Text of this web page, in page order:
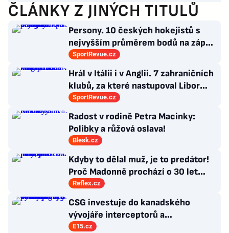
ČLÁNKY Z JINÝCH TITULŮ
Persony. 10 českých hokejistů s
nejvyšším průměrem bodů na zápas
v historii německé DEL
SportRevue.cz
Hrál v Itálii i v Anglii. 7 zahraničních
klubů, za které nastupoval Libor
Kozák
SportRevue.cz
Radost v rodině Petra Macinky:
Polibky a růžová oslava!
Blesk.cz
Kdyby to dělal muž, je to predátor!
Proč Madonně prochází o 30 let
mladší milenci?
Reflex.cz
CSG investuje do kanadského
vývojáře interceptorů a
nadzvukových technologií, chce
E15.cz